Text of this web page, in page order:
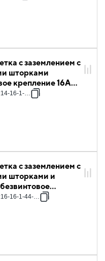
с заземлением с
шторками
крепление 16А
пурпурный IEK
16-1-K99
с заземлением с
шторками и
16А IP44 РСшкр11-
16-1-44-K99